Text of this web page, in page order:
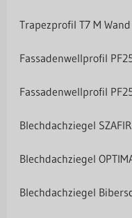
Blechdachziegel SZAFIR